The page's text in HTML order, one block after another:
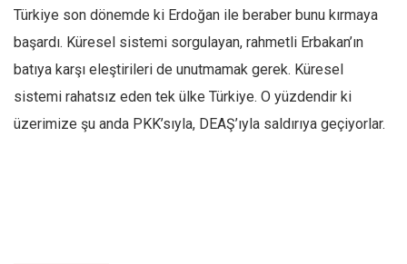
Türkiye son dönemde ki Erdoğan ile beraber bunu kırmaya
başardı. Küresel sistemi sorgulayan, rahmetli Erbakan’ın
batıya karşı eleştirileri de unutmamak gerek. Küresel
sistemi rahatsız eden tek ülke Türkiye. O yüzdendir ki
üzerimize şu anda PKK’sıyla, DEAŞ’ıyla saldırıya geçiyorlar.